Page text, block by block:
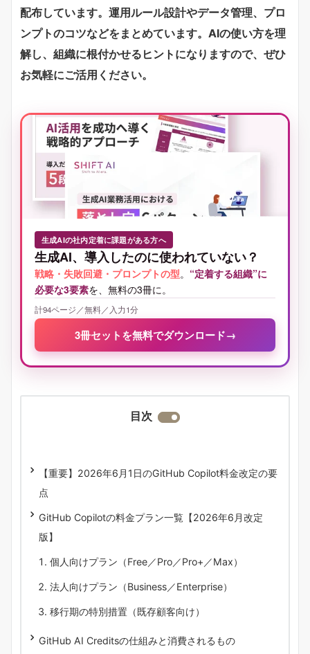
配布しています。運用ルール設計やデータ管理、プロ
ンプトのコツなどをまとめています。AIの使い方を理
解し、組織に根付かせるヒントになりますので、ぜひ
お気軽にご活用ください。
生成AIの社内定着に課題がある方へ
生成AI、導入したのに使われていない？
戦略・失敗回避・プロンプトの型。 “定着する組織”に
必要な3要素を、無料の3冊に。
計94ページ／無料／入力1分
3冊セットを無料でダウンロード→
目次
【重要】2026年6月1日のGitHub Copilot料金改定の要
点
GitHub Copilotの料金プラン一覧【2026年6月改定
版】
個人向けプラン（Free／Pro／Pro+／Max）
法人向けプラン（Business／Enterprise）
移行期の特別措置（既存顧客向け）
GitHub AI Creditsの仕組みと消費されるもの